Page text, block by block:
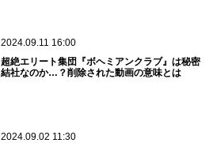
2024.09.11 16:00
超絶エリート集団『ボヘミアンクラブ』は秘密
結社なのか…？削除された動画の意味とは
2024.09.02 11:30